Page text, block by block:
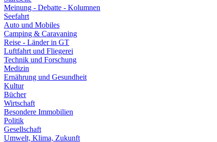
Meinung - Debatte - Kolumnen
Seefahrt
Auto und Mobiles
Camping & Caravaning
Reise - Länder in GT
Luftfahrt und Fliegerei
Technik und Forschung
Medizin
Ernährung und Gesundheit
Kultur
Bücher
Wirtschaft
Besondere Immobilien
Politik
Gesellschaft
Umwelt, Klima, Zukunft